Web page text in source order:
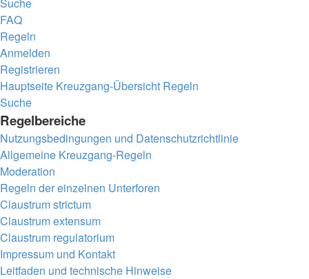
FAQ
Regeln
Anmelden
Registrieren
Hauptseite Kreuzgang-Übersicht Regeln
Suche
Regelbereiche
Nutzungsbedingungen und Datenschutzrichtlinie
Allgemeine Kreuzgang-Regeln
Moderation
Regeln der einzelnen Unterforen
Claustrum strictum
Claustrum extensum
Claustrum regulatorium
Impressum und Kontakt
Leitfaden und technische Hinweise